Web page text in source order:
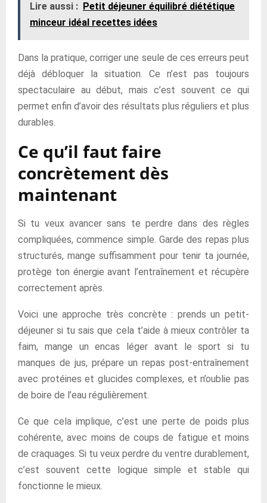
Lire aussi : Petit déjeuner équilibré diététique
minceur idéal recettes idées
Dans la pratique, corriger une seule de ces erreurs peut
déjà débloquer la situation. Ce n’est pas toujours
spectaculaire au début, mais c’est souvent ce qui
permet enfin d’avoir des résultats plus réguliers et plus
durables.
Ce qu’il faut faire
concrètement dès
maintenant
Si tu veux avancer sans te perdre dans des règles
compliquées, commence simple. Garde des repas plus
structurés, mange suffisamment pour tenir ta journée,
protège ton énergie avant l’entraînement et récupère
correctement après.
Voici une approche très concrète : prends un petit-
déjeuner si tu sais que cela t’aide à mieux contrôler ta
faim, mange un encas léger avant le sport si tu
manques de jus, prépare un repas post-entraînement
avec protéines et glucides complexes, et n’oublie pas
de boire de l’eau régulièrement.
Ce que cela implique, c’est une perte de poids plus
cohérente, avec moins de coups de fatigue et moins
de craquages. Si tu veux perdre du ventre durablement,
c’est souvent cette logique simple et stable qui
fonctionne le mieux.